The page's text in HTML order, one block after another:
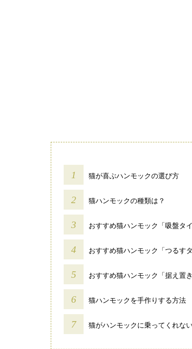
猫が喜ぶハンモックの選び方
猫ハンモックの種類は？
おすすめ猫ハンモック「吸盤タイ
おすすめ猫ハンモック「つるすタ
おすすめ猫ハンモック「据え置き
猫ハンモックを手作りする方法
猫がハンモックに乗ってくれな